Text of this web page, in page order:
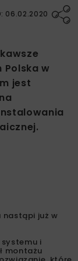
06.02.2020
w
jest